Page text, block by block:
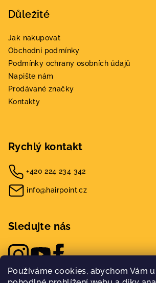
Používáme cookies, abychom Vám
Důležité
Jak nakupovat
Obchodní podmínky
Podmínky ochrany osobních údajů
Napište nám
Prodávané značky
Kontakty
Rychlý kontakt
+420 224 234 342
info@hairpoint.cz
Sledujte nás